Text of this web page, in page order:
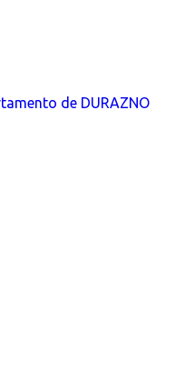
de DURAZNO